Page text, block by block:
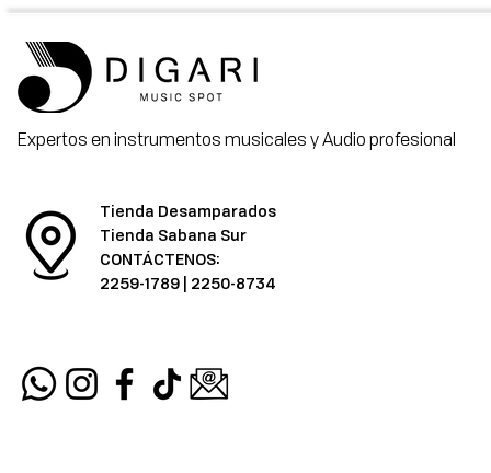
Expertos en instrumentos musicales y Audio profesional
Tienda Desamparados
Tienda Sabana Sur
CONTÁCTENOS:
2259-1789 | 2250-8734